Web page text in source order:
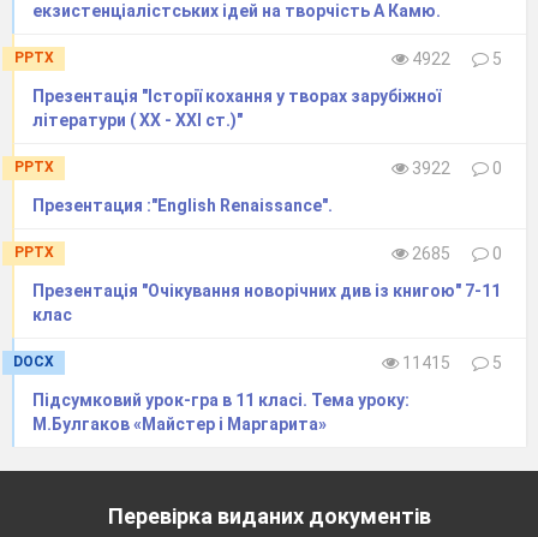
екзистенціалістських ідей на творчість А Камю.
PPTX 4922
5
Презентація "Історії кохання у творах зарубіжної
літератури ( ХХ - ХХІ ст.)"
PPTX 3922
0
Презентация :"English Renaissance".
PPTX 2685
0
Презентація "Очікування новорічних див із книгою" 7-11
клас
DOCX 11415
5
Підсумковий урок-гра в 11 класі. Тема уроку:
М.Булгаков «Майстер і Маргарита»
Перевірка виданих документів